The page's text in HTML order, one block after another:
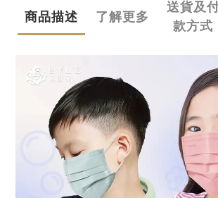
商品描述 了解更多
送貨及
款方式